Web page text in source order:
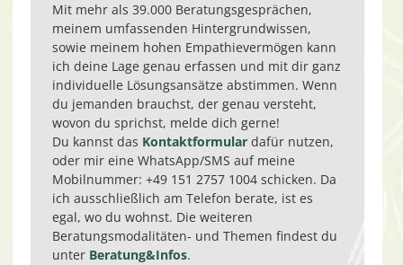
Mit mehr als 39.000 Beratungsgesprächen,
meinem umfassenden Hintergrundwissen,
sowie meinem hohen Empathievermögen kann
ich deine Lage genau erfassen und mit dir ganz
individuelle Lösungsansätze abstimmen. Wenn
du jemanden brauchst, der genau versteht,
wovon du sprichst, melde dich gerne!
Du kannst das Kontaktformular dafür nutzen,
oder mir eine WhatsApp/SMS auf meine
Mobilnummer: +49 151 2757 1004 schicken. Da
ich ausschließlich am Telefon berate, ist es
egal, wo du wohnst. Die weiteren
Beratungsmodalitäten- und Themen findest du
unter Beratung&Infos.